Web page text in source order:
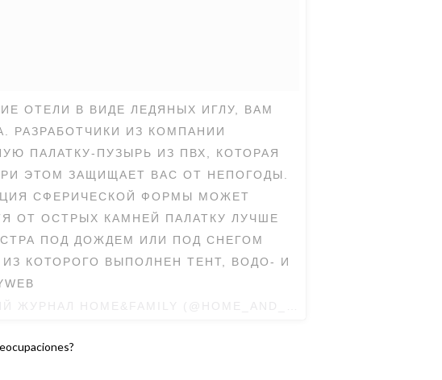
ОТЕЛИ В ВИДЕ ЛЕДЯНЫХ ИГЛУ, ВАМ
РАЗРАБОТЧИКИ ИЗ КОМПАНИИ
ПАЛАТКУ-ПУЗЫРЬ ИЗ ПВХ, КОТОРАЯ
ЭТОМ ЗАЩИЩАЕТ ВАС ОТ НЕПОГОДЫ.
СФЕРИЧЕСКОЙ ФОРМЫ МОЖЕТ
ОТ ОСТРЫХ КАМНЕЙ ПАЛАТКУ ЛУЧШЕ
ПОД ДОЖДЕМ ИЛИ ПОД СНЕГОМ
КОТОРОГО ВЫПОЛНЕН ТЕНТ, ВОДО- И